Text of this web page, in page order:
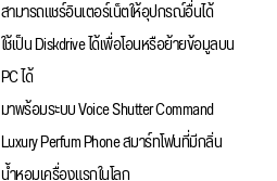
สามารถแชร์อินเตอร์เน็ตให้อุปกรณ์อื่นได้
ใช้เป็น Diskdrive ได้เพื่อโอนหรือย้ายข้อมูลบน
PC ได้
มาพร้อมระบบ Voice Shutter Command
Luxury Perfum Phone สมาร์ทโฟนที่มีกลิ่น